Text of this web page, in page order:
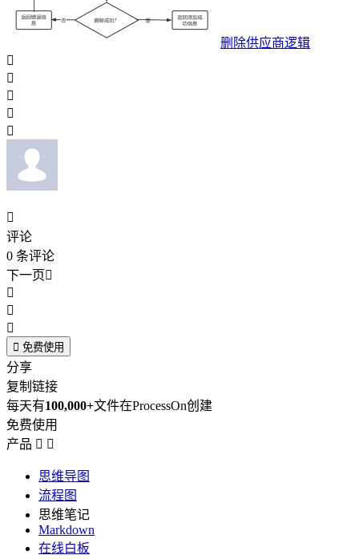
删除供应商逻辑






评论
0 条评论
下一页



 免费使用
分享
复制链接
每天有100,000+文件在ProcessOn创建
免费使用
产品  
思维导图
流程图
思维笔记
Markdown
在线白板